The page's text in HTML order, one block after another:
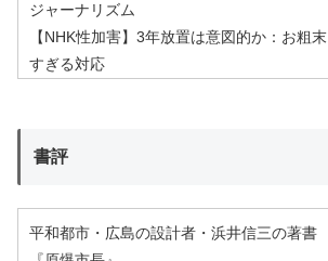
ジャーナリズム
【NHK性加害】3年放置は意図的か：お粗末
すぎる対応
書評
平和都市・広島の設計者・浜井信三の著書